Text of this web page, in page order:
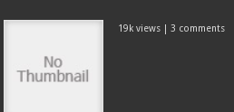
19k views | 3 comments